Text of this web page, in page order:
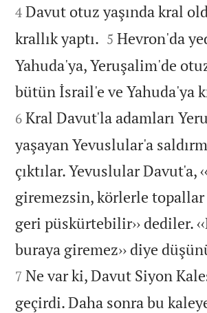
4 Davut otuz yaşında kral
krallık yaptı. 

5 Hevron'da
Yahuda'ya, Yeruşalim'de
bütün İsrail'e ve Yahuda'ya
6 Kral Davut'la adamları
yaşayan Yevuslular'a
çıktılar. Yevuslular Davut'a,
giremezsin, körlerle
geri püskürtebilir›› dediler.
buraya giremez›› diye
7 Ne var ki, Davut Siyon
geçirdi. Daha sonra bu